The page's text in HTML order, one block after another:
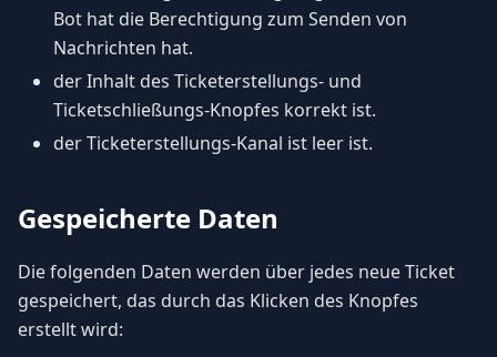
Bot hat die Berechtigung zum Senden von
Nachrichten hat.
der Inhalt des Ticketerstellungs- und
Ticketschließungs-Knopfes korrekt ist.
der Ticketerstellungs-Kanal ist leer ist.
Gespeicherte Daten
Die folgenden Daten werden über jedes neue Ticket
gespeichert, das durch das Klicken des Knopfes
erstellt wird: